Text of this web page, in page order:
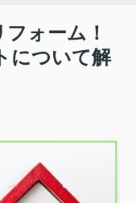
ォーム！
について解